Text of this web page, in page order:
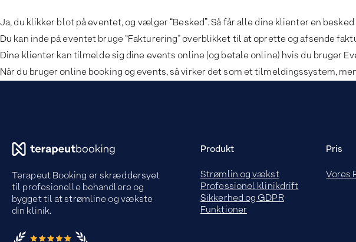
Ja, du klikker blot på eventet, og vælger “Besked”. Så får alle dine klienter en
Du kan inde på eventet bruge “Fakturering” overblikket til at oprette og afsende
Dine klienter kan tilmelde sig dine events online (og betale online) hvis du bruger
Når du bruger online booking og events, så virker det som et tilmeldingssystem,
Terapeut Booking er skræddersyet
til profesionelle behandlere og
bygget til at strømline og vækste
din klinik.
Produkt
Strømlin og vækst
Professionel klinikdrift
Sikkerhed og GDPR
Funktioner
Pris
Vores